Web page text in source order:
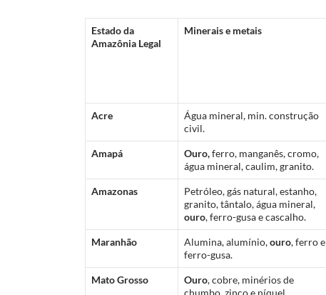
Estado da
Amazônia Legal
Minerais e metais
Acre
Água mineral, min. construção
civil.
Amapá Ouro,ferro, manganês, cromo,
água mineral, caulim, granito.
Amazonas
Petróleo, gás natural, estanho,
granito, tântalo, água mineral,
ouro, ferro-gusa e cascalho.
Maranhão Alumina, alumínio,ouro, ferro e
ferro-gusa.
Mato Grosso Ouro, cobre, minérios de